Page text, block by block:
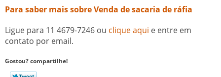
Para saber mais sobre Venda de sacaria de ráfia
Ligue para 11 4679-7246 ou clique aqui e entre em
contato por email.
Gostou? compartilhe!